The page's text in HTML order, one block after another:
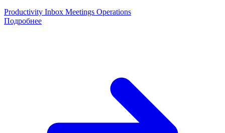
Productivity Inbox Meetings Operations
Подробнее